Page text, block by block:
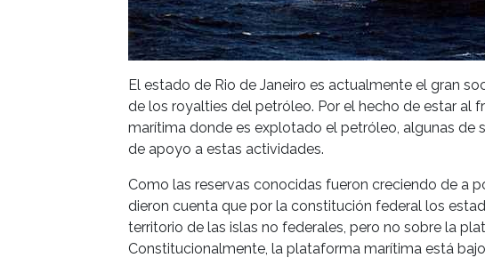
El estado de Rio de Janeiro es actualmente el gran
de los royalties del petróleo. Por el hecho de estar al
marítima donde es explotado el petróleo, algunas de
de apoyo a estas actividades.
Como las reservas conocidas fueron creciendo de a
dieron cuenta que por la constitución federal los
territorio de las islas no federales, pero no sobre la
Constitucionalmente, la plataforma marítima está